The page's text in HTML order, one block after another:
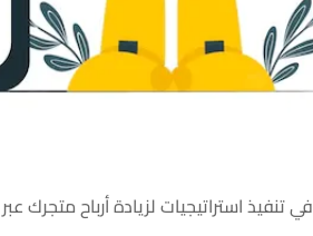
في تنفيذ استراتيجيات لزيادة أرباح متجرك عبر